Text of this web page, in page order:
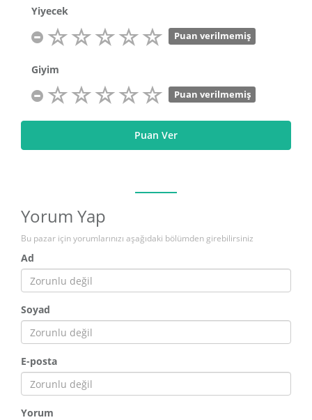
Yiyecek
Puan verilmemiş
Giyim
Puan verilmemiş
Puan Ver
Yorum Yap
Bu pazar için yorumlarınızı aşağıdaki bölümden girebilirsiniz
Ad
Soyad
E-posta
Yorum